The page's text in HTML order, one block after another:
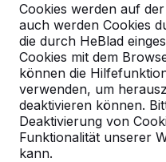
Cookies werden auf
auch werden Cookies
die durch HeBlad
Cookies mit dem
können die
verwenden, um
deaktivieren können.
Deaktivierung von
Funktionalität unserer
kann.
Deutschland